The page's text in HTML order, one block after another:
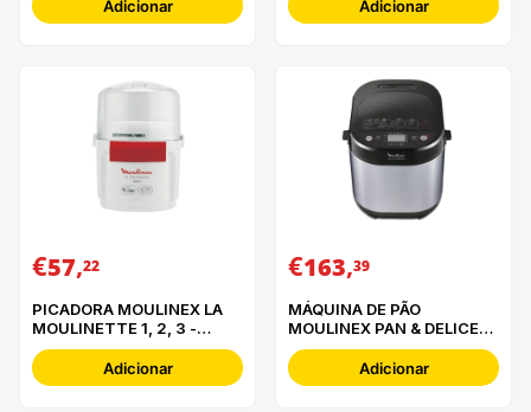
Adicionar
Adicionar
€57,22
PICADORA MOULINEX LA
MOULINETTE 1, 2, 3 -
AD560120
Adicionar
€163,39
MÁQUINA DE PÃO
MOULINEX PAN & DELICES
- OW240E30
Adicionar